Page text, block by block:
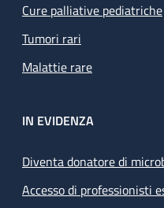
Cure palliative pediatriche
Tumori rari
Malattie rare
IN EVIDENZA
Diventa donatore di
Accesso di professionisti